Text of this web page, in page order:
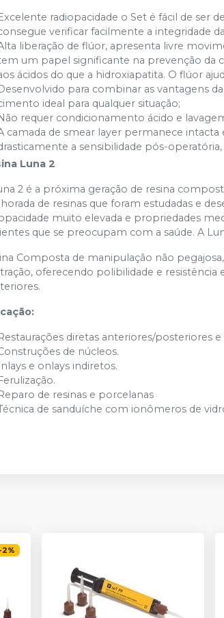
radiopacidade o Set é fácil de ser
verificar facilmente a integridade
liberação de flúor, apresenta livre
um papel significante na prevenção da
ácidos do que a hidroxiapatita. O flúor
para combinar as vantagens
ideal para qualquer situação;
requer condicionamento ácido e
camada de smear layer permanece
a sensibilidade pós-
Luna 2
2 é a próxima geração de resina
de resinas que foram estudadas e
muito elevada e propriedades
que se preocupam com a saúde. A
Composta de manipulação não
oferecendo polibilidade e resistência
diretas anteriores/posteriores e
de núcleos.
e onlays indiretos.
de resinas e porcelanas
de sanduíche com ionômeros de
-2%